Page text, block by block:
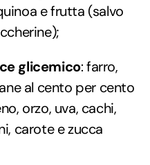
e frutta (salvo
glicemico: farro,
al cento per cento
orzo, uva, cachi,
carote e zucca